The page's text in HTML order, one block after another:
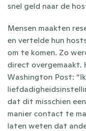
snel geld naar de
Mensen maakten
en vertelde hun
om te komen. Zo
direct overgemaakt.
Washington Post:
dat dit misschien
manier contact te
laten weten dat